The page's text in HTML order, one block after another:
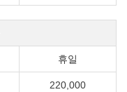
휴일
220,000